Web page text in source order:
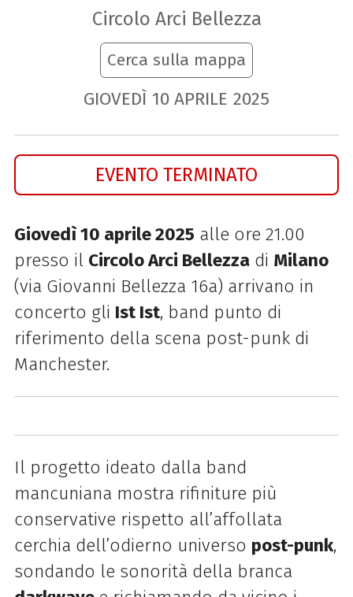
Circolo Arci Bellezza
Cerca sulla mappa
GIOVEDÌ 10 APRILE 2025
EVENTO TERMINATO
Giovedì 10 aprile 2025 alle ore 21.00
presso il Circolo Arci Bellezzadi Milano
(via Giovanni Bellezza 16a) arrivano in
concerto gli Ist Ist, band punto di
riferimento della scena post-punk di
Manchester.
Il progetto ideato dalla band
mancuniana mostra rifiniture più
conservative rispetto all’affollata
cerchia dell’odierno universo post-punk,
sondando le sonorità della branca